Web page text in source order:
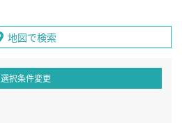
地図で検索
選択条件変更